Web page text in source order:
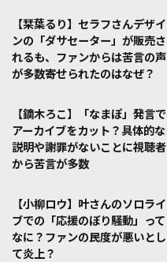
【栞葉るり】セラフさんデザイ
ンの「ダサセーター」が販売さ
れるも、ファンからは苦言の声
が多数寄せられたのはなぜ？
【鏑木ろこ】「なまぽ」発言で
アーカイブをカット？具体的な
説明や謝罪がないことに視聴者
から苦言が多数
【小柳ロウ】叶さんのソロライ
ブでの「応援のぼり騒動」って
なに？ファンの民度が悪いとし
て炎上？